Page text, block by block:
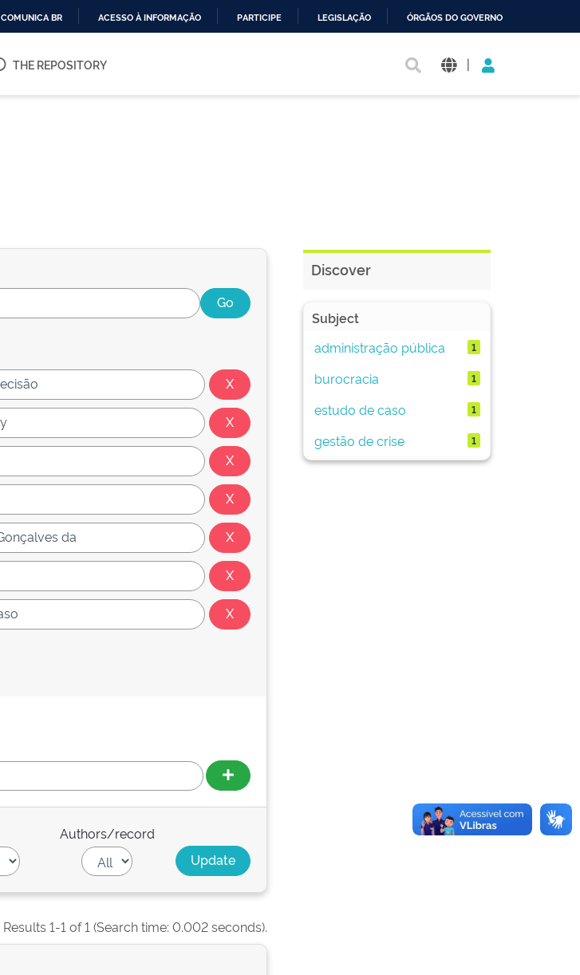
O
COMUNICA BR ACESSO À INFORMAÇÃO PARTICIPE LEGISLAÇÃO ÓRGÃOS DO GOVERNO
THE REPOSITORY |
Authors/record
Results 1-1 of 1 (Search time: 0.002 seconds).
Discover
Subject
administração pública
1
burocracia 1
estudo de caso 1
gestão de crise 1